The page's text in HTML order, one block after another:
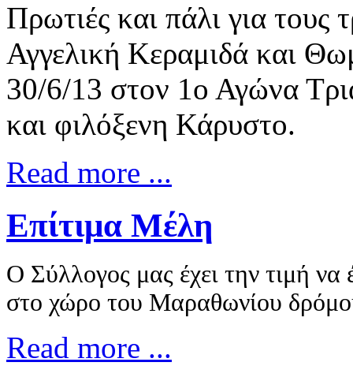
Πρωτιές και πάλι για τους
Αγγελική Κεραμιδά και
30/6/13 στον 1ο Αγώνα
και φιλόξενη Κάρυστο.
Read more ...
Επίτιμα Μέλη
Ο Σύλλογος μας έχει την τιμή
στο χώρο του Μαραθωνίου
Read more ...